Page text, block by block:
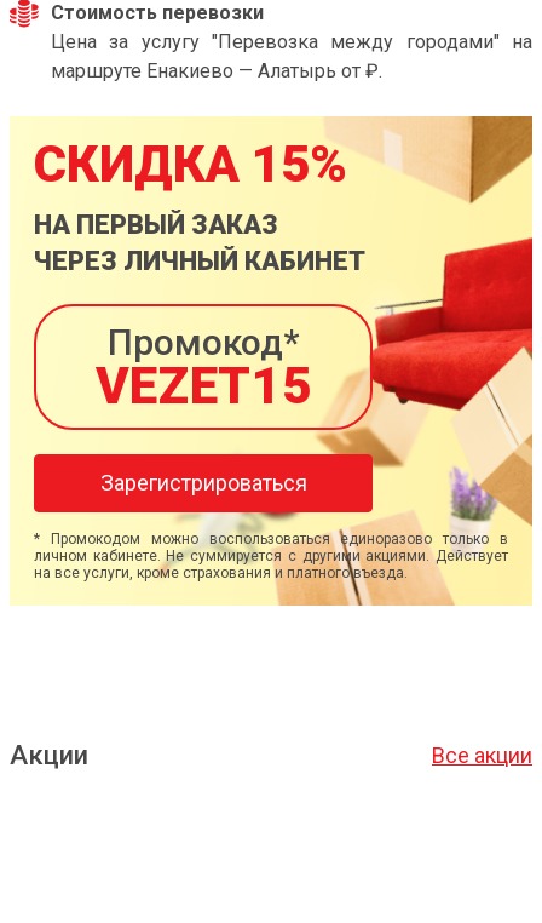
Стоимость перевозки
Цена за услугу "Перевозка между городами" на
маршруте Енакиево — Алатырь от ₽.
СКИДКА 15%
НА ПЕРВЫЙ ЗАКАЗ
ЧЕРЕЗ ЛИЧНЫЙ КАБИНЕТ
Промокод*
VEZET15
Зарегистрироваться
* Промокодом можно воспользоваться единоразово только в
личном кабинете. Не суммируется с другими акциями. Действует
на все услуги, кроме страхования и платного въезда.
Акции Все акции